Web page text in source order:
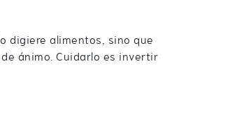
digiere alimentos, sino que
ánimo. Cuidarlo es invertir